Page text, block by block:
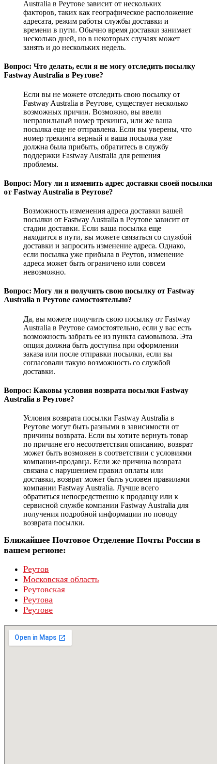
Australia в Реутове зависит от нескольких
факторов, таких как географическое расположение
адресата, режим работы службы доставки и
времени в пути. Обычно время доставки занимает
несколько дней, но в некоторых случаях может
занять и до нескольких недель.
Вопрос: Что делать, если я не могу отследить посылку
Fastway Australia в Реутове?
Если вы не можете отследить свою посылку от
Fastway Australia в Реутове, существует несколько
возможных причин. Возможно, вы ввели
неправильный номер трекинга, или же ваша
посылка еще не отправлена. Если вы уверены, что
номер трекинга верный и ваша посылка уже
должна была прибыть, обратитесь в службу
поддержки Fastway Australia для решения
проблемы.
Вопрос: Могу ли я изменить адрес доставки своей посылки
от Fastway Australia в Реутове?
Возможность изменения адреса доставки вашей
посылки от Fastway Australia в Реутове зависит от
стадии доставки. Если ваша посылка еще
находится в пути, вы можете связаться со службой
доставки и запросить изменение адреса. Однако,
если посылка уже прибыла в Реутов, изменение
адреса может быть ограничено или совсем
невозможно.
Вопрос: Могу ли я получить свою посылку от Fastway
Australia в Реутове самостоятельно?
Да, вы можете получить свою посылку от Fastway
Australia в Реутове самостоятельно, если у вас есть
возможность забрать ее из пункта самовывоза. Эта
опция должна быть доступна при оформлении
заказа или после отправки посылки, если вы
согласовали такую возможность со службой
доставки.
Вопрос: Каковы условия возврата посылки Fastway
Australia в Реутове?
Условия возврата посылки Fastway Australia в
Реутове могут быть разными в зависимости от
причины возврата. Если вы хотите вернуть товар
по причине его несоответствия описанию, возврат
может быть возможен в соответствии с условиями
компании-продавца. Если же причина возврата
связана с нарушением правил оплаты или
доставки, возврат может быть условен правилами
компании Fastway Australia. Лучше всего
обратиться непосредственно к продавцу или к
сервисной службе компании Fastway Australia для
получения подробной информации по поводу
возврата посылки.
Ближайшее Почтовое Отделение Почты России в
вашем регионе:
Реутов
Московская область
Реутовская
Реутова
Реутове